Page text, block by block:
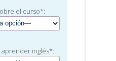
el curso*:
inglés*: